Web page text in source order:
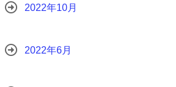
2022年10月
2022年6月